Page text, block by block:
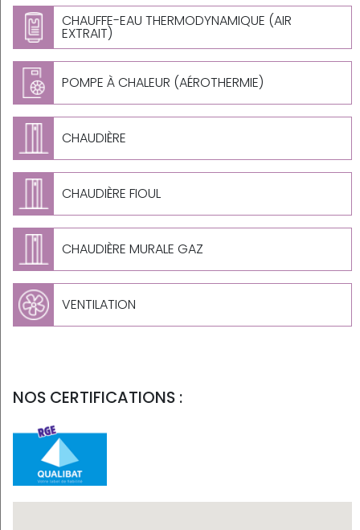
CHAUFFE-EAU THERMODYNAMIQUE (AIR
EXTRAIT)
POMPE À CHALEUR (AÉROTHERMIE)
CHAUDIÈRE
CHAUDIÈRE FIOUL
CHAUDIÈRE MURALE GAZ
VENTILATION
NOS CERTIFICATIONS :